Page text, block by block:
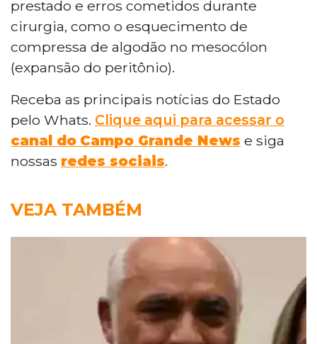
prestado e erros cometidos durante
cirurgia, como o esquecimento de
compressa de algodão no mesocólon
(expansão do peritônio).
Receba as principais notícias do Estado
pelo Whats. Clique aqui para acessar o
canal do Campo Grande News e siga
nossas redes sociais.
VEJA TAMBÉM